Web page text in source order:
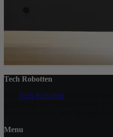
Tech Robotten
Tech Robotten
Menu